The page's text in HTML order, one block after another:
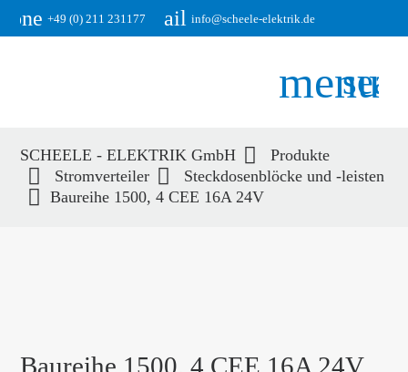
+49 (0) 211 231177email info@scheele-elektrik.de
menu
Suchbegriffe SUCHEN
SCHEELE - ELEKTRIK GmbH
Produkte
Stromverteiler
Steckdosenblöcke und -leisten
Baureihe 1500, 4 CEE 16A 24V
Baureihe 1500, 4 CEE 16A 24V